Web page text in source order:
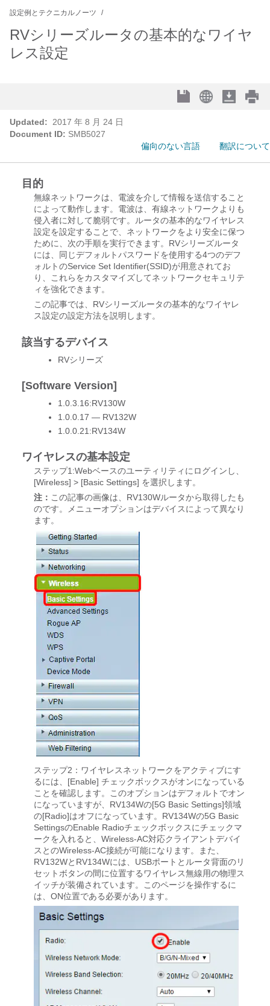
設定例とテクニカルノーツ
RVシリーズルータの基本的なワイヤ
レス設定
Updated:
2017 年 8 月 24 日
Document ID: SMB5027
偏向のない言語
翻訳について
目的
無線ネットワークは、電波を介して情報を送信すること
によって動作します。電波は、有線ネットワークよりも
侵入者に対して脆弱です。ルータの基本的なワイヤレス
設定を設定することで、ネットワークをより安全に保つ
ために、次の手順を実行できます。RVシリーズルータ
には、同じデフォルトパスワードを使用する4つのデフ
ォルトのService Set Identifier(SSID)が用意されてお
り、これらをカスタマイズしてネットワークセキュリテ
ィを強化できます。
この記事では、RVシリーズルータの基本的なワイヤレ
ス設定の設定方法を説明します。
該当するデバイス
RVシリーズ
[Software Version]
1.0.3.16:RV130W
1.0.0.17 — RV132W
1.0.0.21:RV134W
ワイヤレスの基本設定
ステップ1:Webベースのユーティリティにログインし、
[Wireless] > [Basic Settings] を選択します。
注： この記事の画像は、RV130Wルータから取得したも
のです。メニューオプションはデバイスによって異なり
ます。
ステップ2：ワイヤレスネットワークをアクティブにす
るには、[Enable] チェックボックスがオンになっている
ことを確認します。このオプションはデフォルトでオン
になっていますが、RV134Wの[5G Basic Settings]領域
の[Radio]はオフになっています。RV134Wの5G Basic
SettingsのEnable Radioチェックボックスにチェックマ
ークを入れると、Wireless-AC対応クライアントデバイ
スとのWireless-AC接続が可能になります。また、
RV132WとRV134Wには、USBポートとルータ背面のリ
セットボタンの間に位置するワイヤレス無線用の物理ス
イッチが装備されています。このページを操作するに
は、ON位置である必要があります。